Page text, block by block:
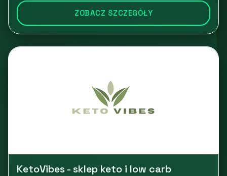
ZOBACZ SZCZEGÓŁY
KetoVibes - sklep keto i low carb